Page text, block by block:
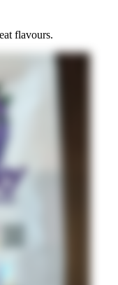
flavours.